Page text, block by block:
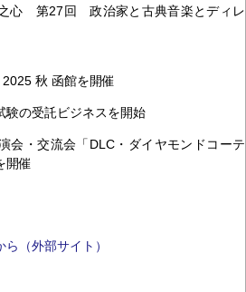
心 第27回 政治家と古典音楽とディレ
秋 函館を開催
験の受託ビジネスを開始
会・交流会「DLC・ダイヤモンドコーテ
開催
（外部サイト）